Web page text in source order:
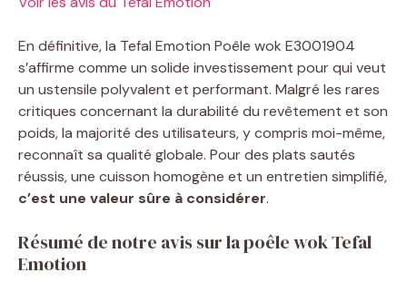
En définitive, la Tefal Emotion Poêle wok E3001904
s’affirme comme un solide investissement pour qui veut
un ustensile polyvalent et performant. Malgré les rares
critiques concernant la durabilité du revêtement et son
poids, la majorité des utilisateurs, y compris moi-même,
reconnaît sa qualité globale. Pour des plats sautés
réussis, une cuisson homogène et un entretien simplifié,
c’est une valeur sûre à considérer.
Résumé de notre avis sur la poêle wok Tefal
Emotion